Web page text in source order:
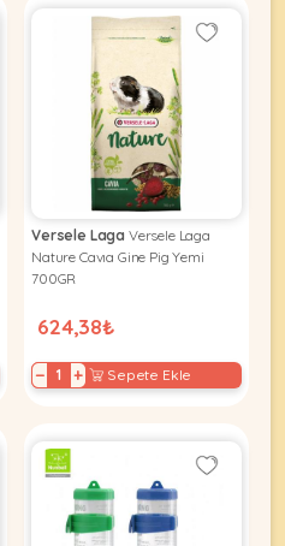
Versele Laga Versele Laga
Nature Cavıa Gine Pig Yemi
700GR
624,38₺
− + Sepete Ekle